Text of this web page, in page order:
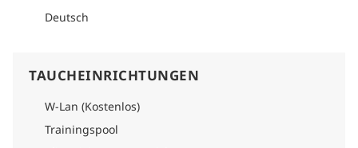
Deutsch
TAUCHEINRICHTUNGEN
W-Lan (Kostenlos)
Trainingspool